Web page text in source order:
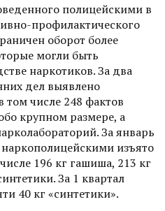
полицейскими в
профилактического
оборот более
могли быть
наркотиков. За два
дел выявлено
том числе 248 фактов
крупном размере, а
За январь
изъято
196 кг гашиша, 213 кг
За 1 квартал
40 кг «синтетики».